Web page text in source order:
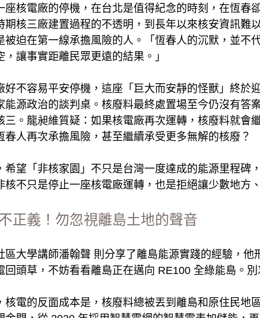
座核電廠的停機，在台北是值得紀念的時刻，在恆
期核三廠建置過程的不透明，到長年以來核安資訊難
被迫在第一線承擔風險的人。「恆春人的沉默，並不
，讓事實距離民眾更遠的結果。」
好不容易平安停機，這座「巨大而安靜的怪獸」終於
能源政治的談判桌。核廢料最終處置場至今仍沒有答
三。龍昶維質疑：如果核電廠再次運轉，核廢料就會
春人再次承擔風險，甚至繼續承受更多無解的核廢？
希望「非核家園」不只是台灣一度達成的能源里程碑
核不只是停止一座核電廠運轉，也是拒絕讓少數地方
正義！勿忽視離島土地的聲音
區大學講師潘翰聲 則分享了離島能源實踐的經驗，他
回頭草，不妨看看離島正在邁向 RE100 全綠能島。
核電的反面成本是，核廢料總被丟到離島和原住民地